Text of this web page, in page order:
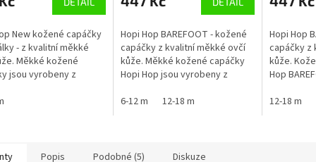
New kožené capáčky
- z kvalitní měkké
Měkké kožené
jsou vyrobeny z
podrážkou, která je
Hopi Hop BAREFOOT - kožené
capáčky z kvalitní měkké ovčí
kůže. Měkké kožené capáčky
Hopi Hop jsou vyrobeny z
semišovou podrážkou, která je
6-12 m 12-18 m
Hopi Hop
capáčky z
kůže.
Hop
lehké,
12-18 m
Popis Podobné (5) Diskuze